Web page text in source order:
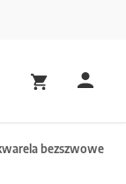
bezszwowe